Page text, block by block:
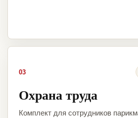
03
Охрана труда
Комплект для сотрудников